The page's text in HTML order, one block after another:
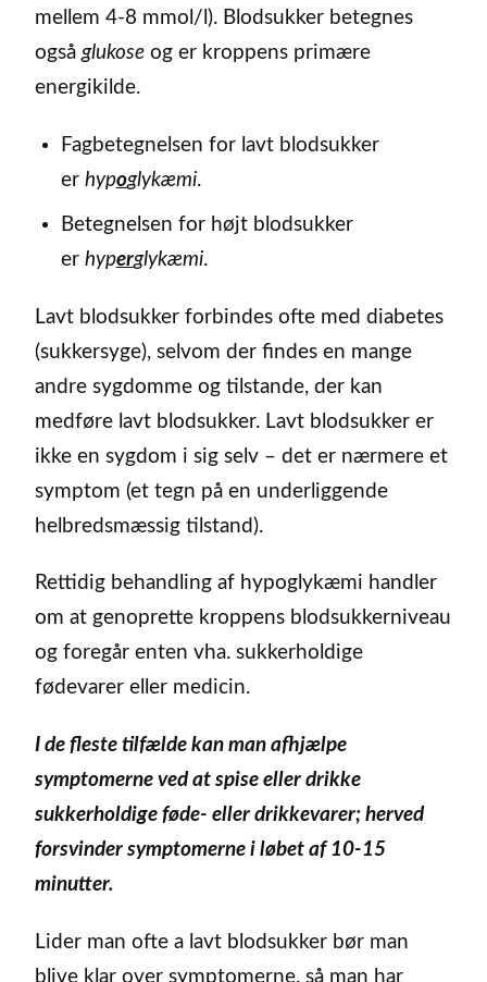
mellem 4-8 mmol/l). Blodsukker betegnes
ogsåglukose og er kroppens primære
energikilde.
Fagbetegnelsen for lavt blodsukker
er hypoglykæmi.
Betegnelsen for højt blodsukker
er hyperglykæmi.
Lavt blodsukker forbindes ofte med diabetes
(sukkersyge), selvom der findes en mange
andre sygdomme og tilstande, der kan
medføre lavt blodsukker. Lavt blodsukker er
ikke en sygdom i sig selv – det er nærmere et
symptom (et tegn på en underliggende
helbredsmæssig tilstand).
Rettidig behandling af hypoglykæmi handler
om at genoprette kroppens blodsukkerniveau
og foregår enten vha. sukkerholdige
fødevarer eller medicin.
I de fleste tilfælde kan man afhjælpe
symptomerne ved at spise eller drikke
sukkerholdige føde- eller drikkevarer; herved
forsvinder symptomerne i løbet af 10-15
minutter.
Lider man ofte a lavt blodsukker bør man
blive klar over symptomerne, så man har